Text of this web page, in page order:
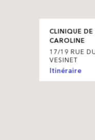
CLINIQUE DE
CAROLINE
17/19 RUE
VESINET
Itinéraire